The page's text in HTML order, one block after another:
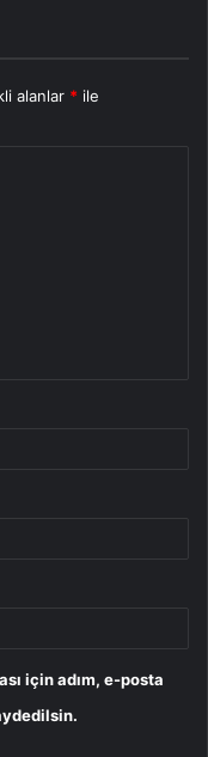
alanlar * ile
için adım, e-posta